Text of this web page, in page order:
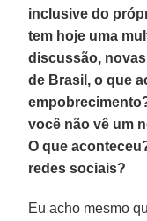
inclusive do
tem hoje uma
discussão,
de Brasil, o que
você não vê um
O que
redes sociais?
Eu acho mesmo